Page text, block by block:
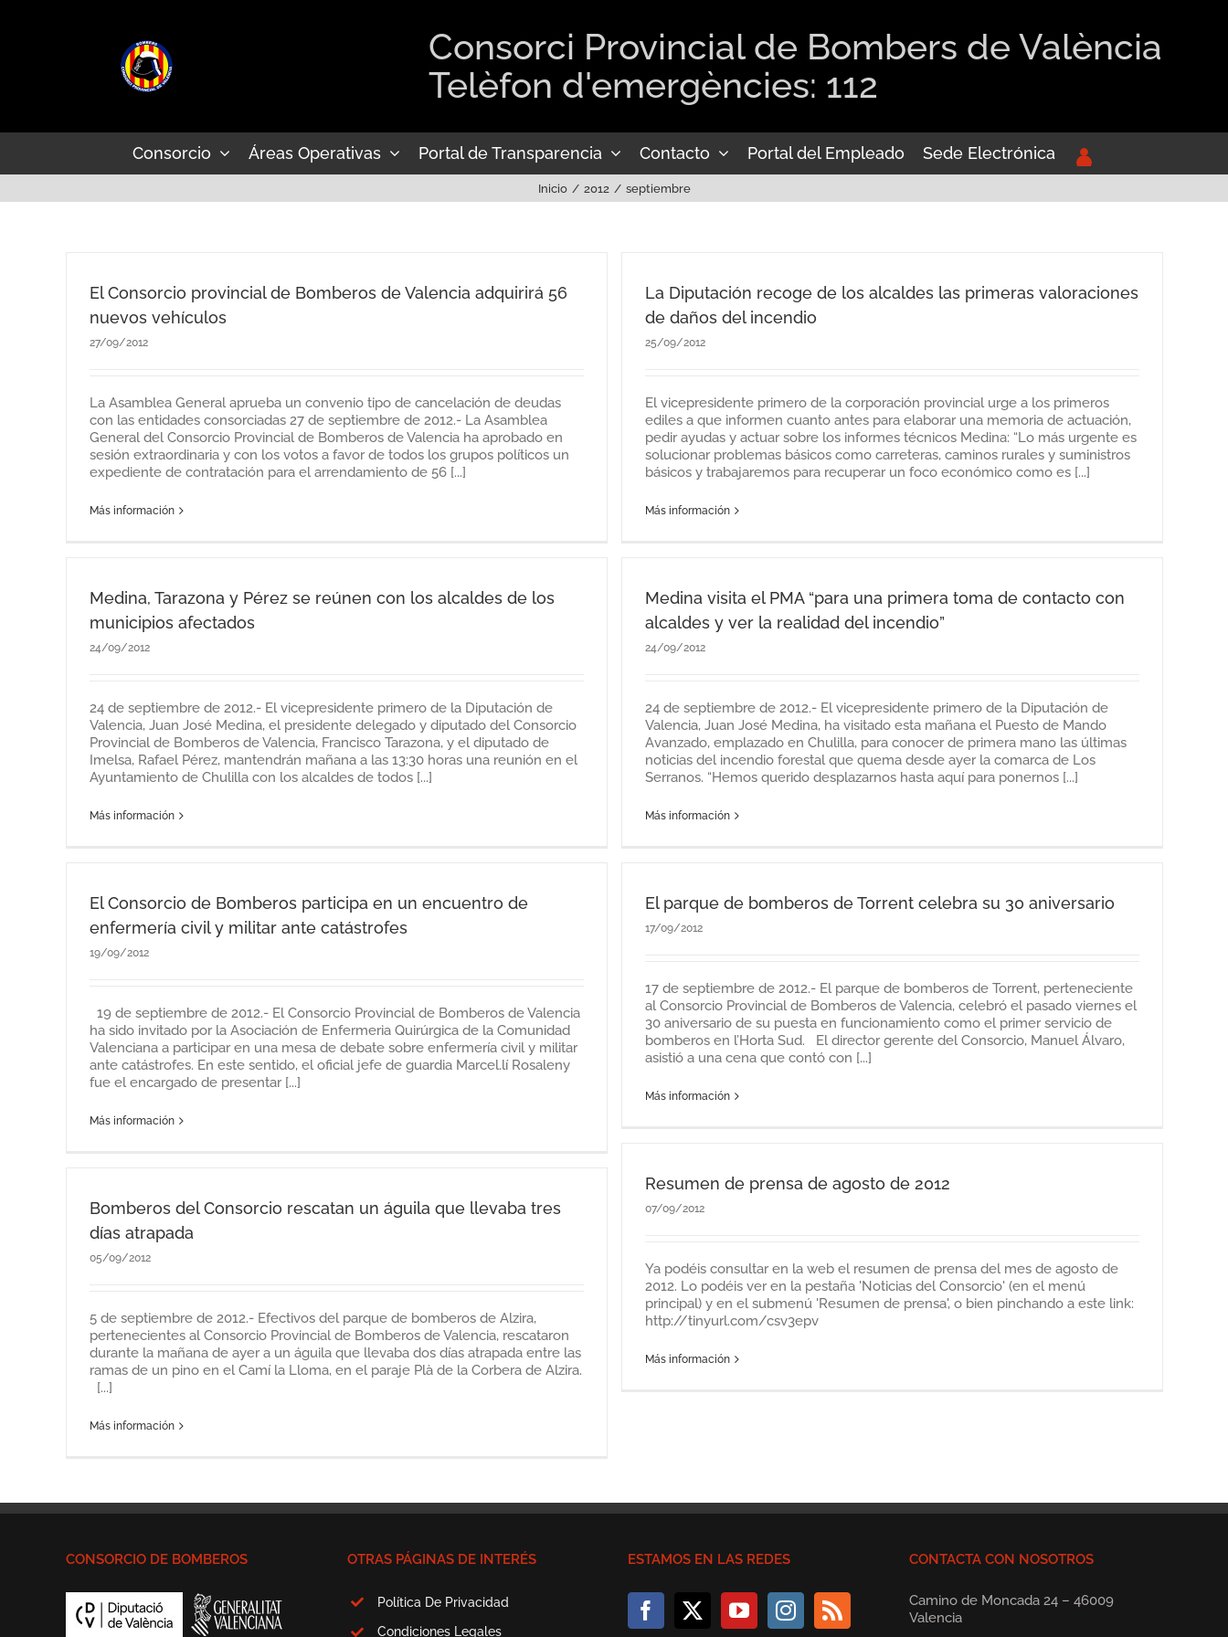
Consorci Provincial de Bombers de València
Telèfon d'emergències: 112
Consorcio Áreas Operativas Portal de Transparencia Contacto Portal del Empleado Sede Electrónica
Inicio 2012 septiembre
El Consorcio provincial de Bomberos de Valencia adquirirá 56
nuevos vehículos
27/09/2012
La Asamblea General aprueba un convenio tipo de cancelación de deudas
con las entidades consorciadas 27 de septiembre de 2012.- La Asamblea
General del Consorcio Provincial de Bomberos de Valencia ha aprobado en
sesión extraordinaria y con los votos a favor de todos los grupos políticos un
expediente de contratación para el arrendamiento de 56 [...]
Más información
La Diputación recoge de los alcaldes las primeras valoraciones
de daños del incendio
25/09/2012
El vicepresidente primero de la corporación provincial urge a los primeros
ediles a que informen cuanto antes para elaborar una memoria de actuación,
pedir ayudas y actuar sobre los informes técnicos Medina: “Lo más urgente es
solucionar problemas básicos como carreteras, caminos rurales y suministros
básicos y trabajaremos para recuperar un foco económico como es [...]
Más información
Medina, Tarazona y Pérez se reúnen con los alcaldes de los
municipios afectados
24/09/2012
24 de septiembre de 2012.- El vicepresidente primero de la Diputación de
Valencia, Juan José Medina, el presidente delegado y diputado del Consorcio
Provincial de Bomberos de Valencia, Francisco Tarazona, y el diputado de
Imelsa, Rafael Pérez, mantendrán mañana a las 13:30 horas una reunión en el
Ayuntamiento de Chulilla con los alcaldes de todos [...]
Más información
Medina visita el PMA “para una primera toma de contacto con
alcaldes y ver la realidad del incendio”
24/09/2012
24 de septiembre de 2012.- El vicepresidente primero de la Diputación de
Valencia, Juan José Medina, ha visitado esta mañana el Puesto de Mando
Avanzado, emplazado en Chulilla, para conocer de primera mano las últimas
noticias del incendio forestal que quema desde ayer la comarca de Los
Serranos. “Hemos querido desplazarnos hasta aquí para ponernos [...]
Más información
El Consorcio de Bomberos participa en un encuentro de
enfermería civil y militar ante catástrofes
19/09/2012
19 de septiembre de 2012.- El Consorcio Provincial de Bomberos de Valencia
ha sido invitado por la Asociación de Enfermeria Quirúrgica de la Comunidad
Valenciana a participar en una mesa de debate sobre enfermería civil y militar
ante catástrofes. En este sentido, el oficial jefe de guardia Marcel.lí Rosaleny
fue el encargado de presentar [...]
Más información
El parque de bomberos de Torrent celebra su 30 aniversario
17/09/2012
17 de septiembre de 2012.- El parque de bomberos de Torrent, perteneciente
al Consorcio Provincial de Bomberos de Valencia, celebró el pasado viernes el
30 aniversario de su puesta en funcionamiento como el primer servicio de
bomberos en l’Horta Sud. El director gerente del Consorcio, Manuel Álvaro,
asistió a una cena que contó con [...]
Más información
Resumen de prensa de agosto de 2012
07/09/2012
Ya podéis consultar en la web el resumen de prensa del mes de agosto de
2012. Lo podéis ver en la pestaña 'Noticias del Consorcio' (en el menú
principal) y en el submenú 'Resumen de prensa', o bien pinchando a este link:
http://tinyurl.com/csv3epv
Más información
Bomberos del Consorcio rescatan un águila que llevaba tres
días atrapada
05/09/2012
5 de septiembre de 2012.- Efectivos del parque de bomberos de Alzira,
pertenecientes al Consorcio Provincial de Bomberos de Valencia, rescataron
durante la mañana de ayer a un águila que llevaba dos días atrapada entre las
ramas de un pino en el Camí la Lloma, en el paraje Plà de la Corbera de Alzira.
[...]
Más información
CONSORCIO DE BOMBEROS OTRAS PÁGINAS DE INTERÉS
Política De Privacidad
Condiciones Legales
ESTAMOS EN LAS REDES CONTACTA CON NOSOTROS
Camino de Moncada 24 – 46009
Valencia